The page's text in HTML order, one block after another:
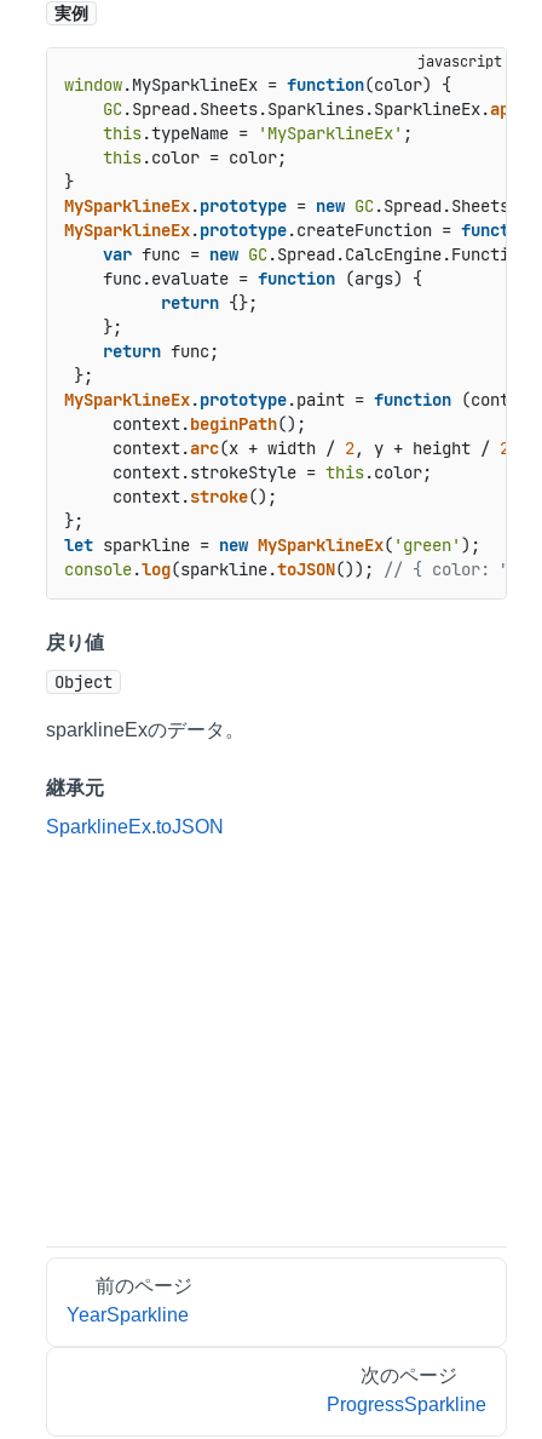
実例
window.MySparklineEx = function(color) {
GC.Spread.Sheets.Sparklines.SparklineEx.apply
this.typeName = 'MySparklineEx' ;
this.color = color;
}
MySparklineEx.prototype = new GC.Spread.Sheets
MySparklineEx.prototype.createFunction = function
var func = new GC.Spread.CalcEngine.Functions
    func.
evaluate = function (args) {
return {};
    };
return func;
MySparklineEx.prototype.paint = function (
     context.
beginPath();
     context.
arc(x + width / 2, y + height / 2
     context.
strokeStyle = this.color;
     context.
stroke();
let sparkline = new MySparklineEx( 'green'
console.log(sparkline.toJSON()); // { color:
戻り値
Object
sparklineExのデータ。
継承元
SparklineEx.toJSON
前のページ
YearSparkline
次のページ
ProgressSparkline